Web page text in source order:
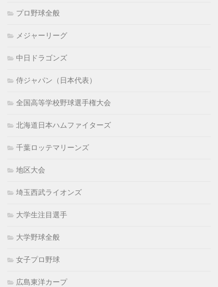
プロ野球全般
メジャーリーグ
中日ドラゴンズ
侍ジャパン（日本代表）
全国高等学校野球選手権大会
北海道日本ハムファイターズ
千葉ロッテマリーンズ
地区大会
埼玉西武ライオンズ
大学生注目選手
大学野球全般
女子プロ野球
広島東洋カープ